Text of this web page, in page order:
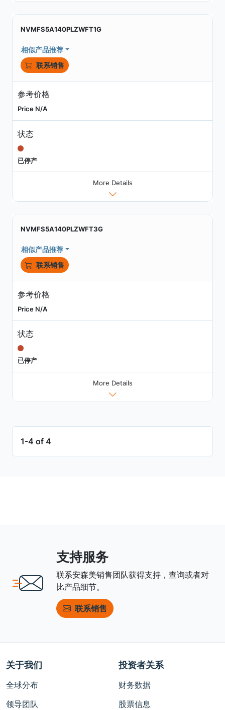
NVMFS5A140PLZWFT1G
相似产品推荐
联系销售
参考价格
Price N/A
状态
已停产
More Details
NVMFS5A140PLZWFT3G
相似产品推荐
联系销售
参考价格
Price N/A
状态
已停产
More Details
1-4 of 4
支持服务
联系安森美销售团队获得支持，查询或者对
比产品细节。
联系销售
关于我们
全球分布
领导团队
投资者关系
财务数据
股票信息